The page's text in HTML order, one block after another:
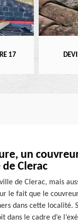
17
un
Clerac
de Clerac, mais
le fait que le
dans cette localité.
dans le cadre d’e